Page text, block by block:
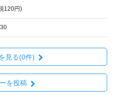
120円)
見る(0件)
を投稿